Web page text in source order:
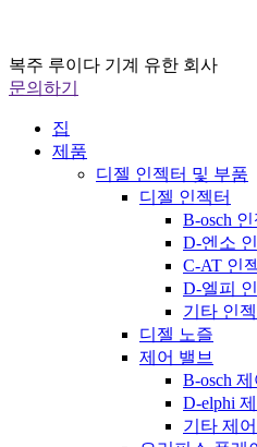
복주 루이다 기계 유한 회사
문의하기
집
제품
디젤 인젝터 및 부품
디젤 인젝터
B-osch 인
D-엔소
C-AT 인
D-엘피
기타 인
디젤 노즐
제어 밸브
B-osch
D-elphi
기타 제